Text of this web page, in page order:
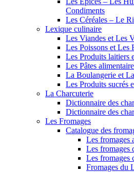
Condiments
Les Céréales – Le
Lexique culinaire
Les Viandes et Les
Les Poissons et Les
Les Produits laitiers
Les Pâtes
La Boulangerie et
Les Produits sucrés
La Charcuterie
Dictionnaire des
Dictionnaire des
Les Fromages
Catalogue des
Les fromages
Les fromages
Les fromages
Fromages du